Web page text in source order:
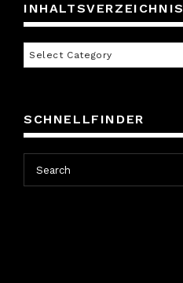
INHALTSVERZEICHNIS
Inhaltsverzeichnis
SCHNELLFINDER